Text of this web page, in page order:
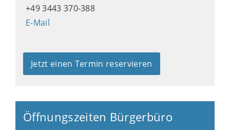
+49 3443 370-388
E-Mail
Jetzt einen Termin reservieren
Öffnungszeiten Bürgerbüro